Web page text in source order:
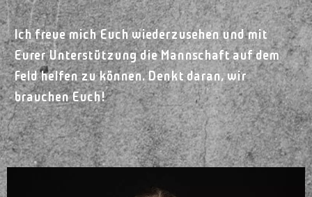
Ich freue mich Euch wiederzusehen und mit
Eurer Unterstützung die Mannschaft auf dem
Feld helfen zu können. Denkt daran, wir
brauchen Euch!